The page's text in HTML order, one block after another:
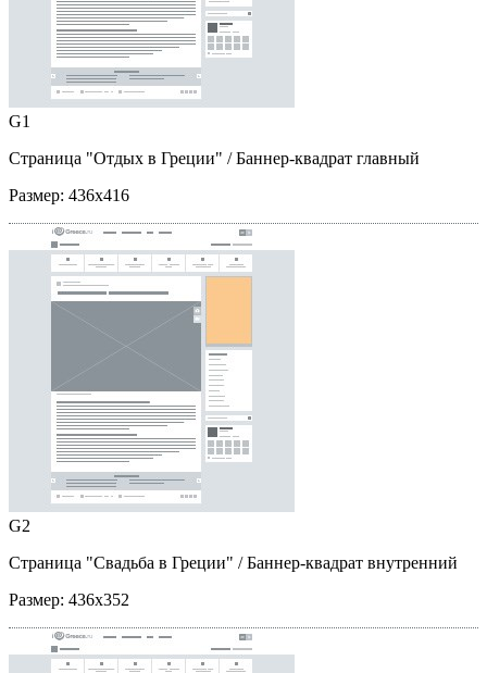
G1
Страница "Отдых в Греции" / Баннер-квадрат главный
Размер: 436x416
G2
Страница "Свадьба в Греции" / Баннер-квадрат внутренний
Размер: 436x352